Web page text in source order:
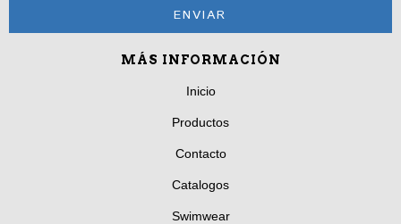
MÁS INFORMACIÓN
Inicio
Productos
Contacto
Catalogos
Swimwear